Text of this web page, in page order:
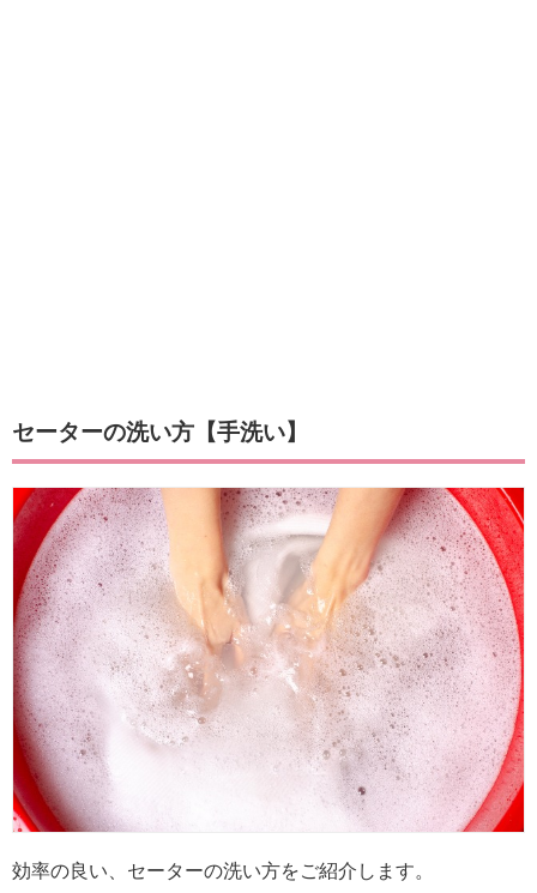
セーターの洗い方【手洗い】
効率の良い、セーターの洗い方をご紹介します。